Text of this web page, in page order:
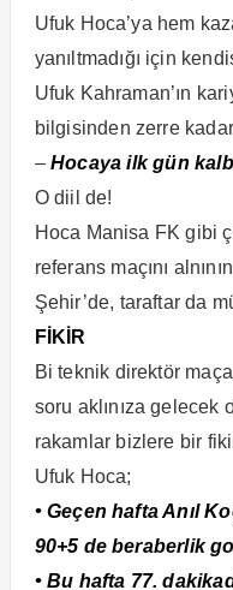
Ufuk Hoca’ya hem
yanıltmadığı için
Ufuk Kahraman’ın
bilgisinden zerre
–Hocaya ilk gün
O diil de!
Hoca Manisa FK gibi
referans maçını
Şehir’de, taraftar da
FİKİR
Bi teknik direktör
soru aklınıza gelecek
rakamlar bizlere bir
Ufuk Hoca;
• Geçen hafta Anıl
90+5 de beraberlik
• Bu hafta 77.